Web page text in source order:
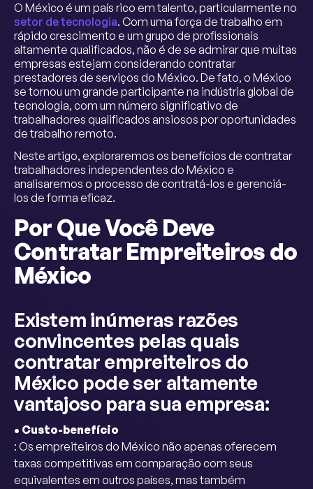
O México é um país rico em talento, particularmente no
setor de tecnologia. Com uma força de trabalho em
rápido crescimento e um grupo de profissionais
altamente qualificados, não é de se admirar que muitas
empresas estejam considerando contratar
prestadores de serviços do México. De fato, o México
se tornou um grande participante na indústria global de
tecnologia, com um número significativo de
trabalhadores qualificados ansiosos por oportunidades
de trabalho remoto.
Neste artigo, exploraremos os benefícios de contratar
trabalhadores independentes do México e
analisaremos o processo de contratá-los e gerenciá-
los de forma eficaz.
Por Que Você Deve
Contratar Empreiteiros do
México
Existem inúmeras razões
convincentes pelas quais
contratar empreiteiros do
México pode ser altamente
vantajoso para sua empresa:
• Custo-benefício
: Os empreiteiros do México não apenas oferecem
taxas competitivas em comparação com seus
equivalentes em outros países, mas também